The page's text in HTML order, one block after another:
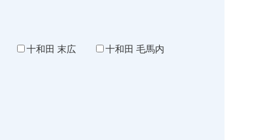
十和田 末広
十和田 毛馬内